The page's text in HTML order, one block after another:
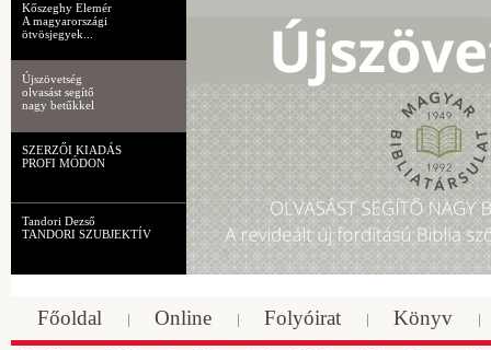
Kőszeghy Elemér
A magyarországi
ötvösjegyek...
Újszövetség
olvasást segítő
nagy betűkkel
SZERZŐI KIADÁS
PROFI MÓDON
Tandori Dezső
TANDORI SZUBJEKTÍV
Főoldal Online Folyóirat Könyv